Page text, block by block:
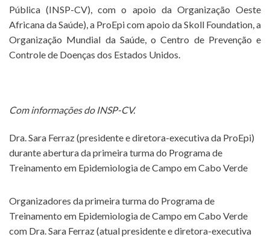
Pública (INSP-CV), com o apoio da Organização Oeste
Africana da Saúde), a ProEpi com apoio da Skoll Foundation, a
Organização Mundial da Saúde, o Centro de Prevenção e
Controle de Doenças dos Estados Unidos.
Com informações do INSP-CV.
Dra. Sara Ferraz (presidente e diretora-executiva da ProEpi)
durante abertura da primeira turma do Programa de
Treinamento em Epidemiologia de Campo em Cabo Verde
Organizadores da primeira turma do Programa de
Treinamento em Epidemiologia de Campo em Cabo Verde
com Dra. Sara Ferraz (atual presidente e diretora-executiva